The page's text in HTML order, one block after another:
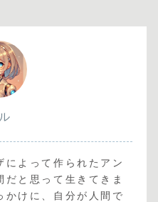
によって作られたアン
だと思って生きてきま
かけに、自分が人間で